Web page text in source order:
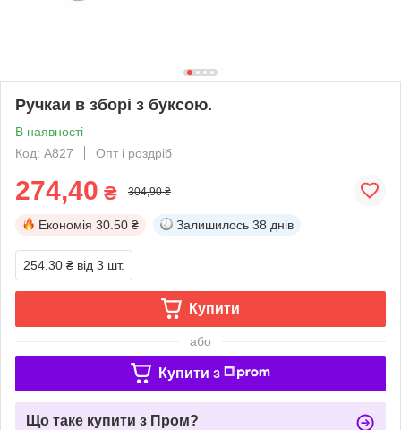
Ручкаи в зборі з буксою.
В наявності
Код: А827
Опт і роздріб
274,40 ₴ 304,90 ₴
Економія 30.50 ₴ Залишилось 38 днів
254,30 ₴ від 3 шт.
Купити
або
Купити з
Що таке купити з Пром?